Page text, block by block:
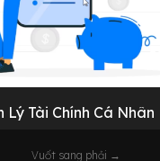
Lý Tài Chính Cá Nhân
Vuốt sang phải →